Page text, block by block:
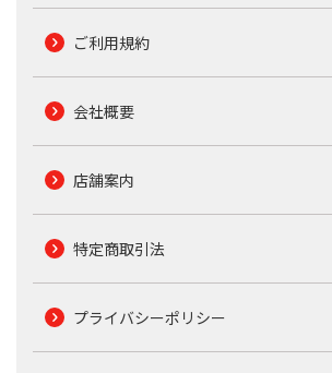
ご利用規約
会社概要
店舗案内
特定商取引法
プライバシーポリシー